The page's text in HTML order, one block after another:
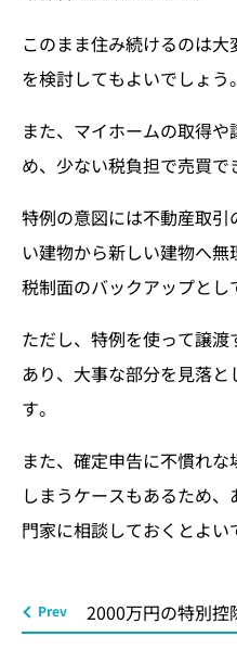
このまま住み続けるのは
を検討してもよいでしょう。
また、マイホームの取得
め、少ない税負担で売買で
特例の意図には不動産取
い建物から新しい建物へ無
税制面のバックアップとし
ただし、特例を使って譲
あり、大事な部分を見落
す。
また、確定申告に不慣れ
しまうケースもあるため
門家に相談しておくとよい
2000万円の特別控